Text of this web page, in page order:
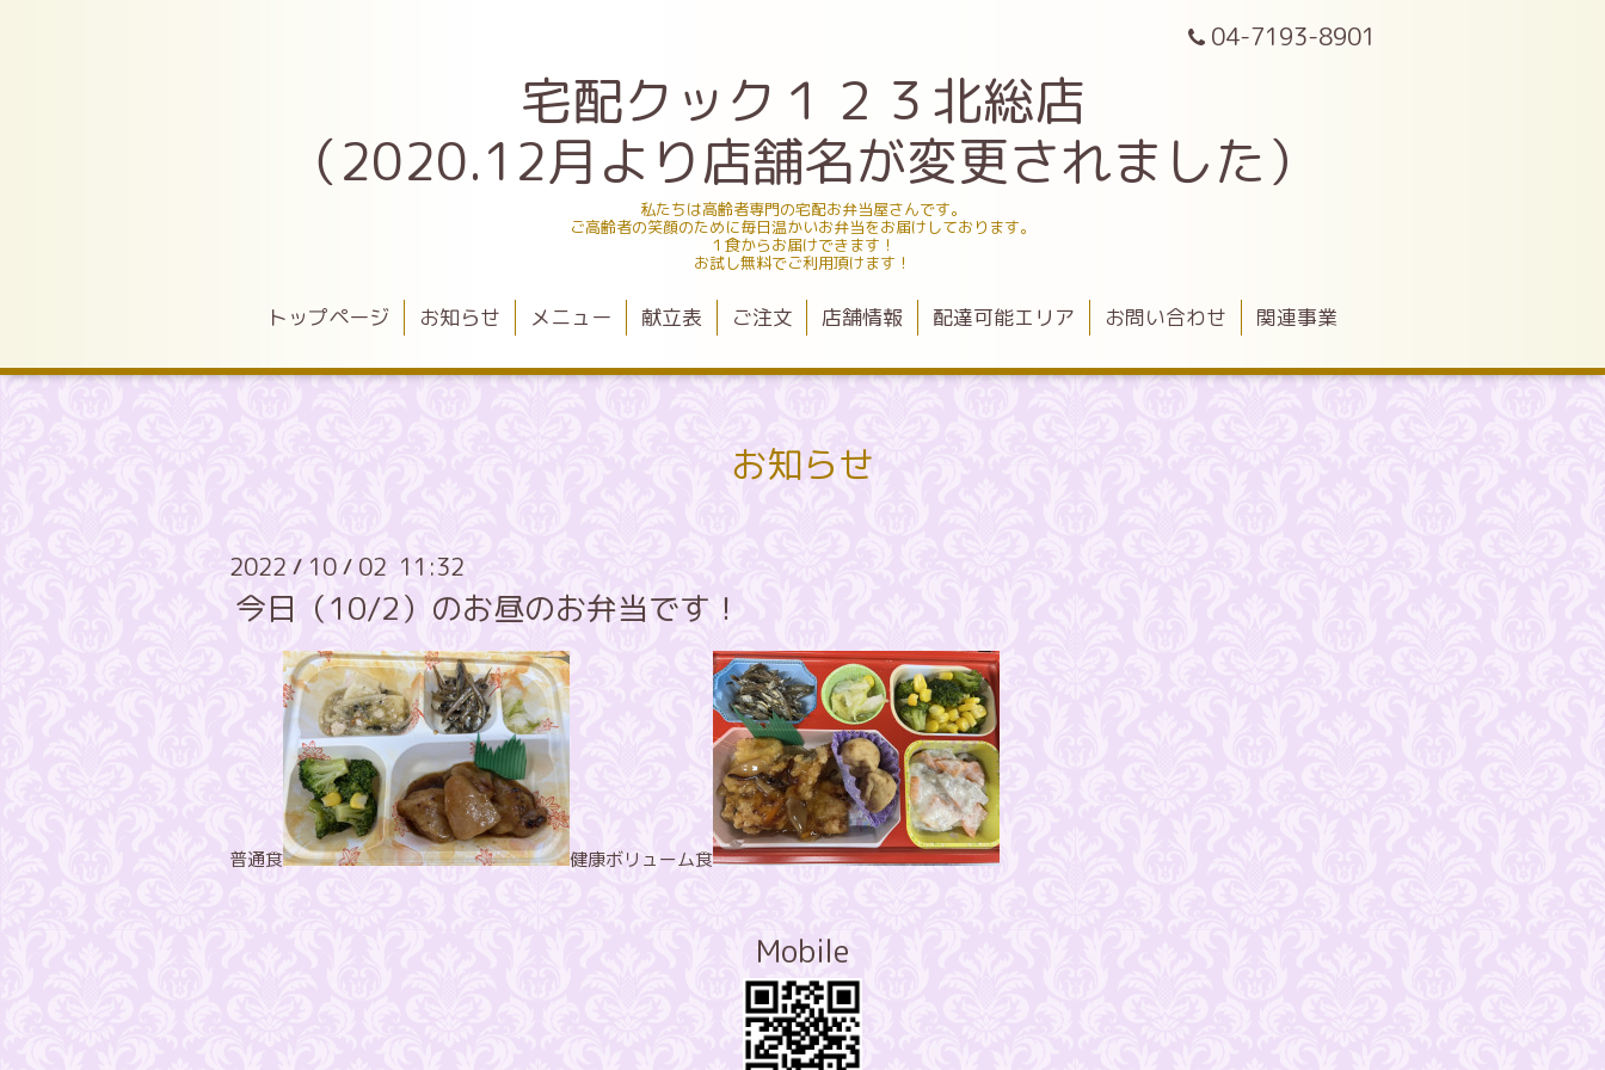
04-7193-8901
宅配クック１２３北総店
（2020.12月より店舗名が変更されました）
私たちは高齢者専門の宅配お弁当屋さんです。
ご高齢者の笑顔のために毎日温かいお弁当をお届けしております。
１食からお届けできます！
お試し無料でご利用頂けます！
トップページ お知らせ メニュー 献立表 ご注文 店舗情報 配達可能エリア お問い合わせ 関連事業
お知らせ
2022 / 10 / 02 11:32
今日（10/2）のお昼のお弁当です！
普通食 健康ボリューム食
Mobile